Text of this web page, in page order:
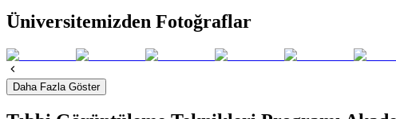
Üniversitemizden Fotoğraflar
Daha Fazla Göster